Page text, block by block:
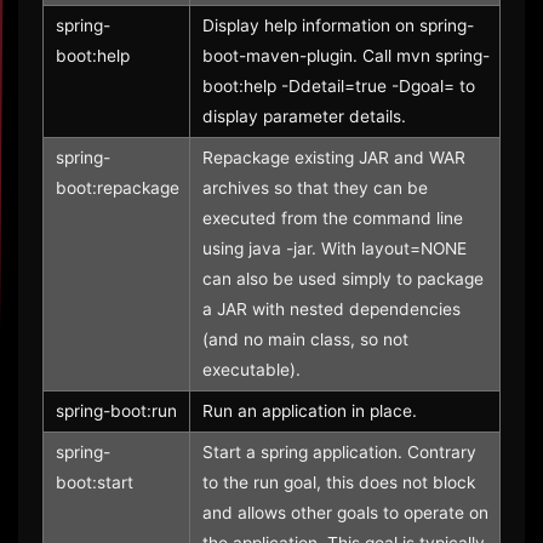
spring-
boot:help
Display help information on spring-
boot-maven-plugin. Call mvn spring-
boot:help -Ddetail=true -Dgoal= to
display parameter details.
spring-
boot:repackage
Repackage existing JAR and WAR
archives so that they can be
executed from the command line
using java -jar. With layout=NONE
can also be used simply to package
a JAR with nested dependencies
(and no main class, so not
executable).
spring-boot:run Run an application in place.
spring-
boot:start
Start a spring application. Contrary
to the run goal, this does not block
and allows other goals to operate on